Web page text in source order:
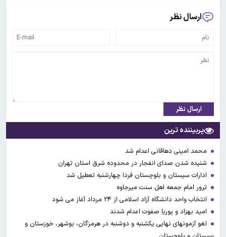
ارسال نظر
ارسال نظر
پربیننده ترین
محمد امینی دهاقانی اعدام شد
شنیده شدن صدای انفجار در محدوده شرق استان تهران
ادارات سیستان و بلوچستان فردا چهارشنبه تعطیل شد
ترور امام جمعه اهل سنت میرجاوه
انتخاب واحد دانشگاه آزاد اسلامی از ۲۴ مرداد آغاز می شود
امید بهزاد و پوریا صفوت اعدام شدند
لغو آزمونهای نهایی یکشنبه و دوشنبه در هرمزگان، بوشهر، خوزستان و